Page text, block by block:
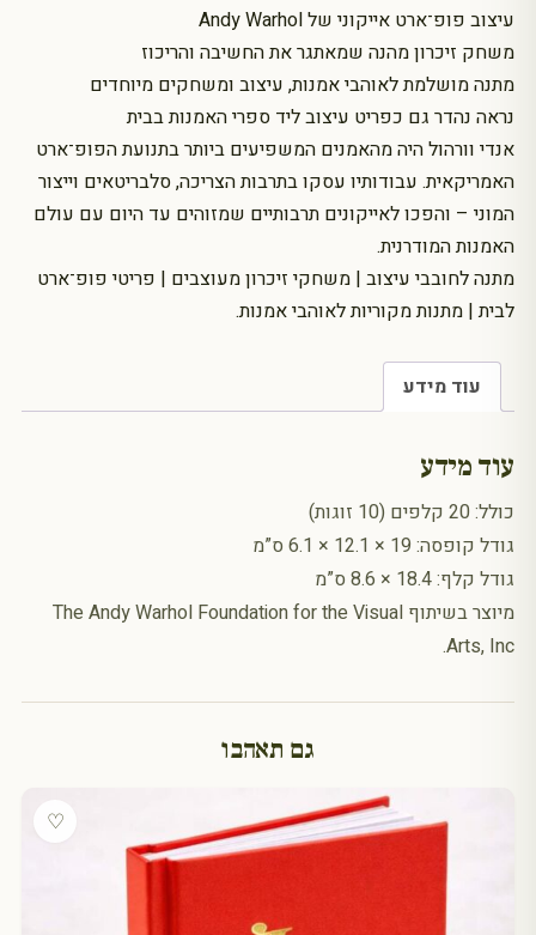
עיצוב פופ־ארט אייקוני של Andy Warhol
משחק זיכרון מהנה שמאתגר את החשיבה והריכוז
מתנה מושלמת לאוהבי אמנות, עיצוב ומשחקים מיוחדים
נראה נהדר גם כפריט עיצוב ליד ספרי האמנות בבית
אנדי וורהול היה מהאמנים המשפיעים ביותר בתנועת הפופ־ארט
האמריקאית. עבודותיו עסקו בתרבות הצריכה, סלבריטאים וייצור
המוני – והפכו לאייקונים תרבותיים שמזוהים עד היום עם עולם
האמנות המודרנית.
מתנה לחובבי עיצוב | משחקי זיכרון מעוצבים | פריטי פופ־ארט
לבית | מתנות מקוריות לאוהבי אמנות.
עוד מידע
עוד מידע
כולל: 20 קלפים (10 זוגות)
גודל קופסה: 19 × 12.1 × 6.1 ס”מ
גודל קלף: 18.4 × 8.6 ס”מ
מיוצר בשיתוף The Andy Warhol Foundation for the Visual
Arts, Inc.
גם תאהבו
♡